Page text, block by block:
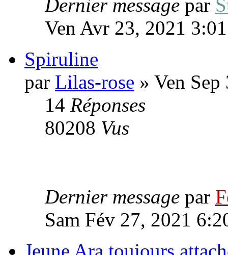
Dernier message par
Ven Avr 23, 2021
Spiruline
par Lilas-rose » Ven
14 Réponses
80208 Vus
Dernier message par
Sam Fév 27, 2021